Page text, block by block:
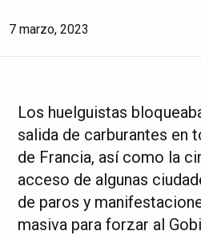
7 marzo, 2023
Los huelguistas
salida de carburantes en
de Francia, así como la
acceso de algunas
de paros y
masiva para forzar al